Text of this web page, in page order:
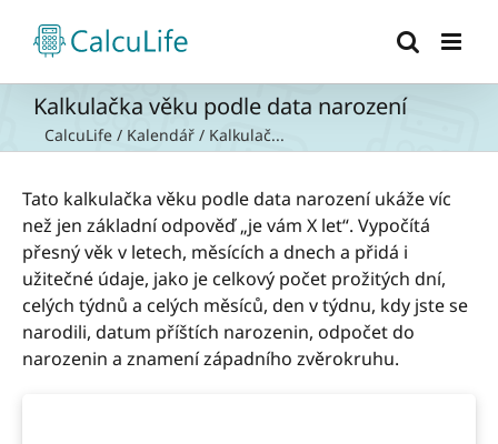
obsah
Kalkulačka věku podle data narození
CalcuLife / Kalendář / Kalkulač...
Tato kalkulačka věku podle data narození ukáže víc
než jen základní odpověď „je vám X let“. Vypočítá
přesný věk v letech, měsících a dnech a přidá i
užitečné údaje, jako je celkový počet prožitých dní,
celých týdnů a celých měsíců, den v týdnu, kdy jste se
narodili, datum příštích narozenin, odpočet do
narozenin a znamení západního zvěrokruhu.